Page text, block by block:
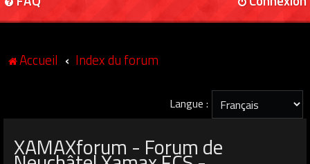
Accueil Index du forum
Langue :
XAMAXforum - Forum de